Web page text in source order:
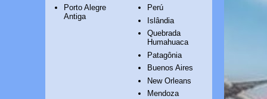
Porto Alegre
Antiga
Perú
Islândia
Quebrada
Humahuaca
Patagônia
Buenos Aires
New Orleans
Mendoza